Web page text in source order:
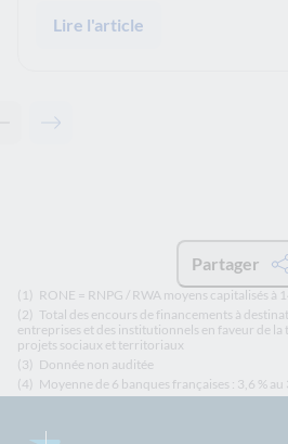
Lire l'article
Contenu précédent - A lire également
Contenu suivant - A lire également
Partager
(1) RONE = RNPG / RWA moyens capitalisés à
(2) Total des encours de financements à
entreprises et des institutionnels en faveur de
projets sociaux et territoriaux
(3) Donnée non auditée
(4) Moyenne de 6 banques françaises : 3,6 %